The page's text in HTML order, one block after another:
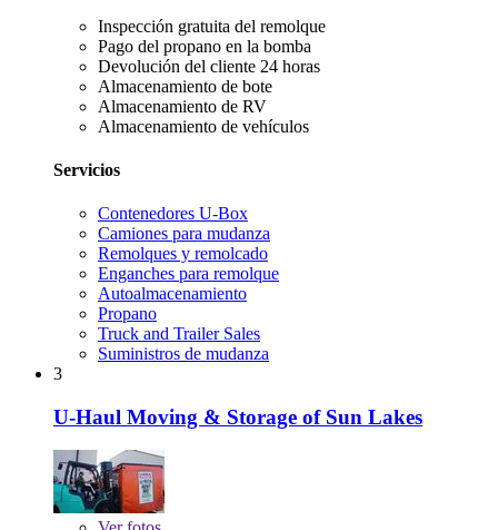
Inspección gratuita del remolque
Pago del propano en la bomba
Devolución del cliente 24 horas
Almacenamiento de bote
Almacenamiento de RV
Almacenamiento de vehículos
Servicios
Contenedores U-Box
Camiones para mudanza
Remolques y remolcado
Enganches para remolque
Autoalmacenamiento
Propano
Truck and Trailer Sales
Suministros de mudanza
3
U-Haul Moving & Storage of Sun Lakes